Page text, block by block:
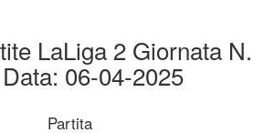
LaLiga 2 Giornata N.
06-04-2025
Partita